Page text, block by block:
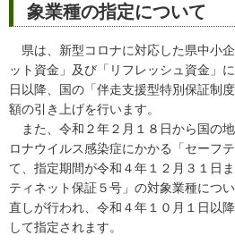
象業種の指定について
県は、新型コロナに対応した県中小
ット資金」及び「リフレッシュ資金」
日以降、国の「伴走支援型特別保証制
額の引き上げを行います。
また、令和２年２月１８日から国の
ロナウイルス感染症にかかる「セーフ
て、指定期間が令和４年１２月３１日
ティネット保証５号」の対象業種につ
直しが行われ、令和４年１０月１日以
して指定されます。